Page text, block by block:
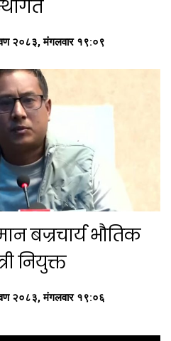
२०८३, मंगलवार १९:०९
बज्रचार्य भौतिक
नियुक्त
२०८३, मंगलवार १९:०६